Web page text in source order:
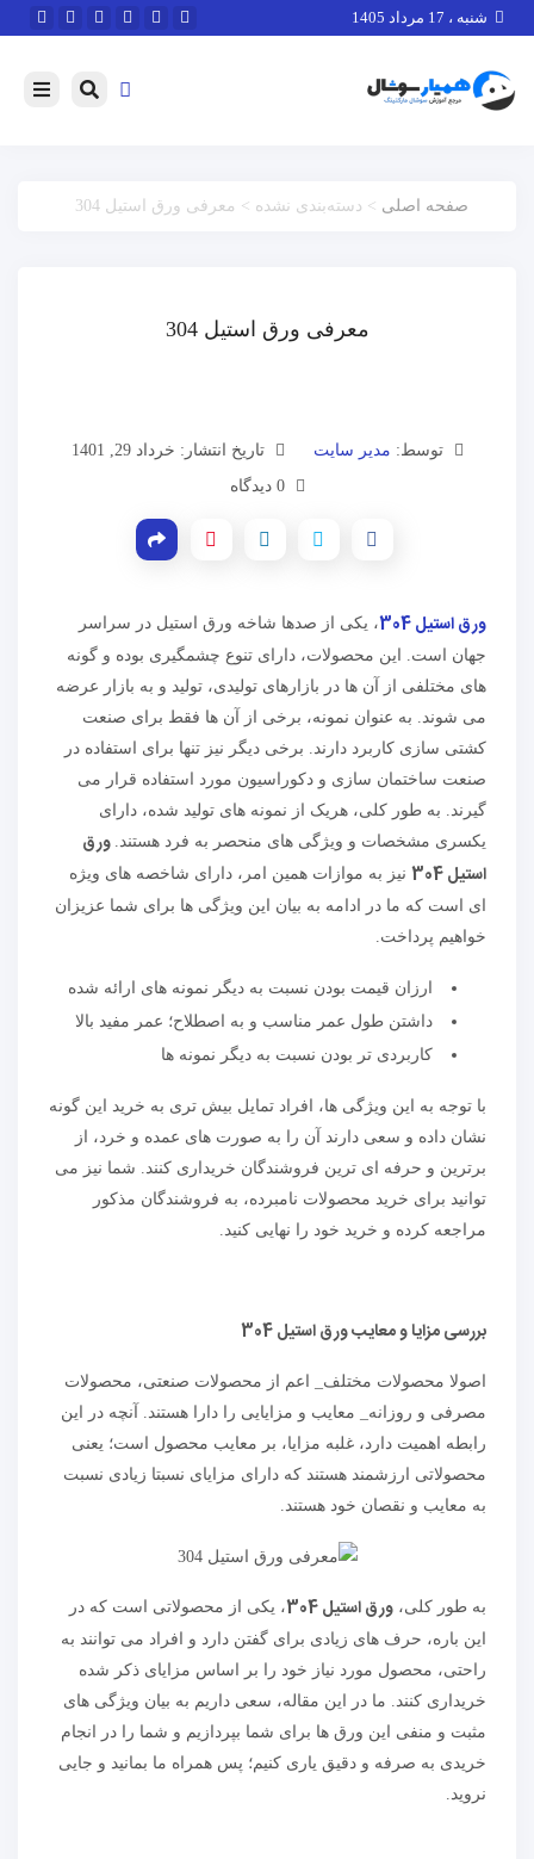
شنبه ، 17 مرداد 1405
صفحه اصلی > دسته‌بندی نشده > معرفی ورق استیل 304
معرفی ورق استیل 304
توسط: مدیر سایت
تاریخ انتشار: خرداد 29, 1401
0 دیدگاه
ورق استیل 304
، یکی از صدها شاخه ورق استیل در سراسر
جهان است. این محصولات، دارای تنوع چشمگیری بوده و گونه
های مختلفی از آن ها در بازارهای تولیدی، تولید و به بازار عرضه
می شوند. به عنوان نمونه، برخی از آن ها فقط برای صنعت
کشتی سازی کاربرد دارند. برخی دیگر نیز تنها برای استفاده در
صنعت ساختمان سازی و دکوراسیون مورد استفاده قرار می
گیرند. به طور کلی، هریک از نمونه های تولید شده، دارای
یکسری مشخصات و ویژگی های منحصر به فرد هستند. ورق
استیل 304
نیز به موازات همین امر، دارای شاخصه های ویژه
ای است که ما در ادامه به بیان این ویژگی ها برای شما عزیزان
خواهیم پرداخت.
ارزان قیمت بودن نسبت به دیگر نمونه های ارائه شده
داشتن طول عمر مناسب و به اصطلاح؛ عمر مفید بالا
کاربردی تر بودن نسبت به دیگر نمونه ها
با توجه به این ویژگی ها، افراد تمایل بیش تری به خرید این گونه
نشان داده و سعی دارند آن را به صورت های عمده و خرد، از
برترین و حرفه ای ترین فروشندگان خریداری کنند. شما نیز می
توانید برای خرید محصولات نامبرده، به فروشندگان مذکور
مراجعه کرده و خرید خود را نهایی کنید.
بررسی مزایا و معایب ورق استیل 304
اصولا محصولات مختلف_ اعم از محصولات صنعتی، محصولات
مصرفی و روزانه_ معایب و مزایایی را دارا هستند. آنچه در این
رابطه اهمیت دارد، غلبه مزایا، بر معایب محصول است؛ یعنی
محصولاتی ارزشمند هستند که دارای مزایای نسبتا زیادی نسبت
به معایب و نقصان خود هستند.
به طور کلی، ورق استیل 304
، یکی از محصولاتی است که در
این باره، حرف های زیادی برای گفتن دارد و افراد می توانند به
راحتی، محصول مورد نیاز خود را بر اساس مزایای ذکر شده
خریداری کنند. ما در این مقاله، سعی داریم به بیان ویژگی های
مثبت و منفی این ورق ها برای شما بپردازیم و شما را در انجام
خریدی به صرفه و دقیق یاری کنیم؛ پس همراه ما بمانید و جایی
نروید.